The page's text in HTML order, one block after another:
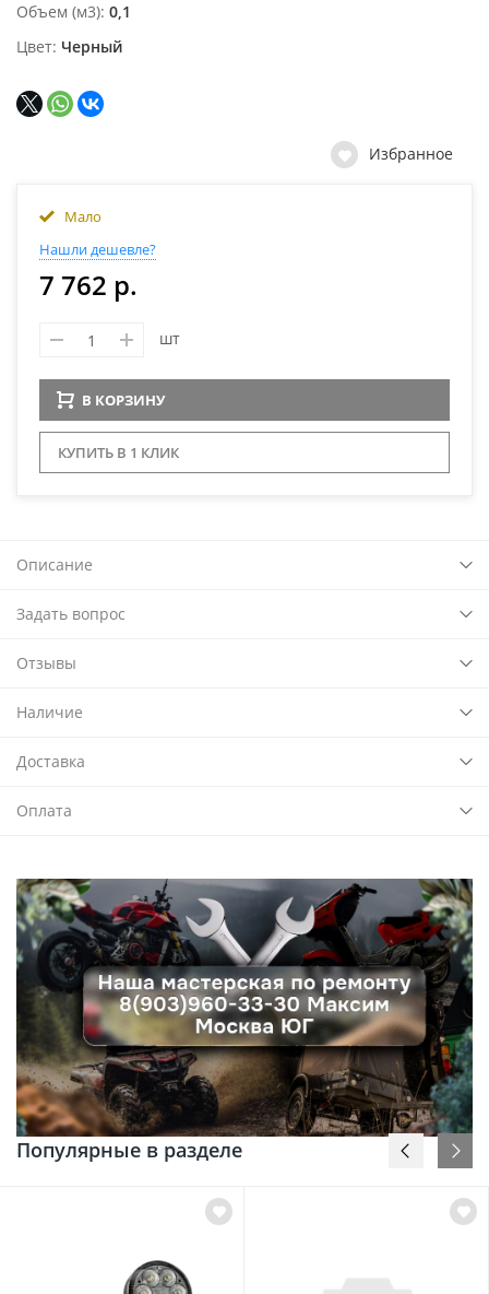
Объем (м3) 0,1
Цвет Черный
Избранное
Мало
Нашли дешевле?
7 762 р.
шт
В КОРЗИНУ
КУПИТЬ В 1 КЛИК
Описание
Задать вопрос
Отзывы
Наличие
Доставка
Оплата
Популярные в разделе